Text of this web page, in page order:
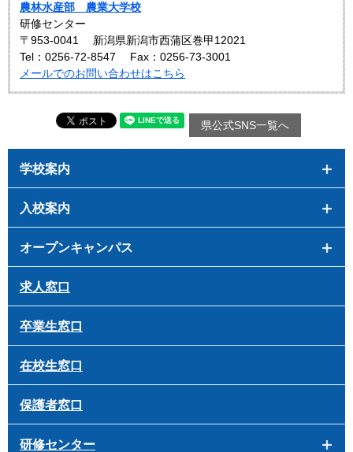
農林水産部 農業大学校
研修センター
〒953-0041
新潟県新潟市西蒲区巻甲12021
Tel：0256-72-8547
Fax：0256-73-3001
メールでのお問い合わせはこちら
県公式SNS一覧へ
学校案内
入校案内
オープンキャンパス
求人窓口
卒業生窓口
在校生窓口
保護者窓口
研修センター